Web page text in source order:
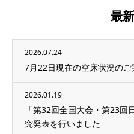
最
2026.07.24
7月22日現在の空床状況のご
2026.01.19
「第32回全国大会・第23
究発表を行いました